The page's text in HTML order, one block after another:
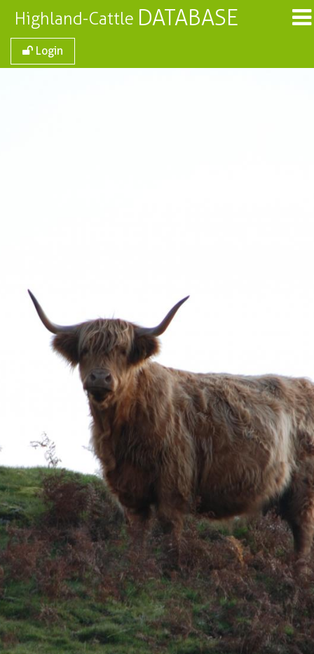
Highland-Cattle DATABASE
Login